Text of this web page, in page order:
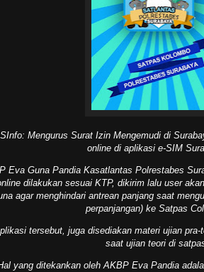
Mengurus Surat Izin Mengemudi di
online di aplikasi e-SIM
Eva Guna Pandia Kasatlantas Polrestabes
dilakukan sesuai KTP, dikirim lalu user
agar menghindari antrean panjang saat
perpanjangan) ke Satpas
tersebut, juga disediakan materi ujian
saat ujian teori di
yang ditekankan oleh AKBP Eva Pandia